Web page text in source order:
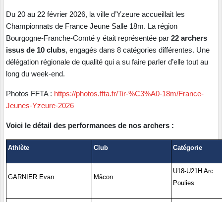
Du 20 au 22 février 2026, la ville d’Yzeure accueillait les
Championnats de France Jeune Salle 18m. La région
Bourgogne-Franche-Comté y était représentée par 22 archers
issus de 10 clubs, engagés dans 8 catégories différentes. Une
délégation régionale de qualité qui a su faire parler d’elle tout au
long du week-end.
Photos FFTA : https://photos.ffta.fr/Tir-%C3%A0-18m/France-
Jeunes-Yzeure-2026
Voici le détail des performances de nos archers :
Athlète Club Catégorie
GARNIER Evan Mâcon
U18-U21H Arc
Poulies